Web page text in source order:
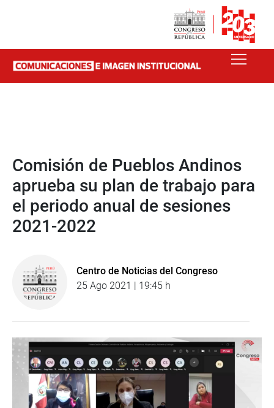
Comisión de Pueblos Andinos
aprueba su plan de trabajo para
el periodo anual de sesiones
2021-2022
Centro de Noticias del Congreso
25 Ago 2021 | 19:45 h